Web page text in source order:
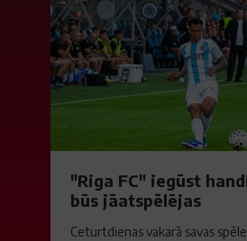
"Riga FC" iegūst
būs jāatspēlējas
Ceturtdienas vakarā savas